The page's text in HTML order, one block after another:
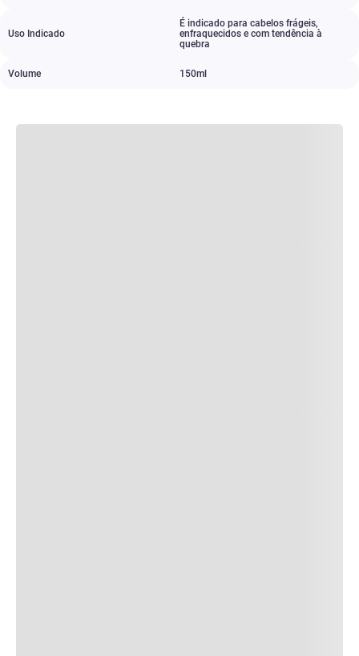
Uso Indicado
É indicado para cabelos frágeis,
enfraquecidos e com tendência à
quebra
Volume 150ml